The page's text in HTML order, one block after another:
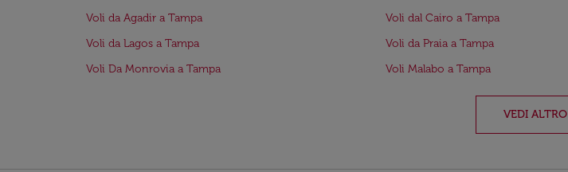
Voli da Agadir a Tampa
Voli dal Cairo a Tampa
Voli da Lagos a Tampa
Voli da Praia a Tampa
Voli Da Monrovia a Tampa
Voli Malabo a Tampa
VEDI ALTRO